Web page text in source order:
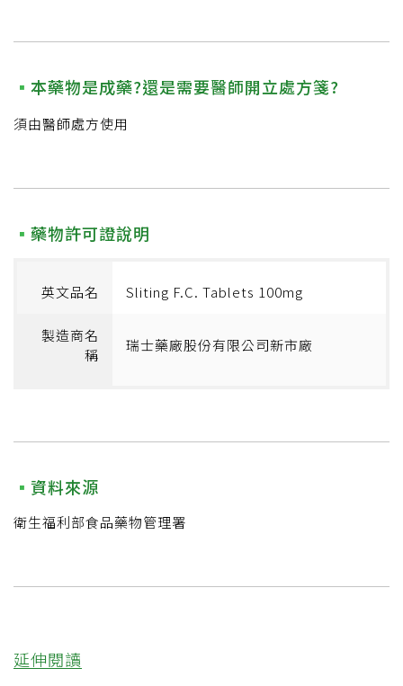
本藥物是成藥?還是需要醫師開立處方箋?
須由醫師處方使用
藥物許可證說明
英文品名 Sliting F.C. Tablets 100mg
製造商名
稱
瑞士藥廠股份有限公司新市廠
資料來源
衛生福利部食品藥物管理署
延伸閱讀